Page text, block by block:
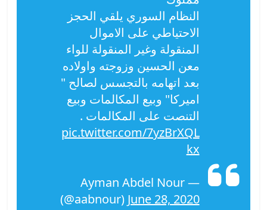
النظام السوري يلقي الحجز
الاحتياطي على الاموال
المنقولة وغير المنقولة للواء
معن الحسين وزوجته واولاده
بعد اتهامه بالتجسس لصالح "
اميركا" وبيع المكالمات وبيع
التنصت على المكالمات .
pic.twitter.com/7yzBrXQL
kx
— Ayman Abdel Nour
(@aabnour) June 28, 2020